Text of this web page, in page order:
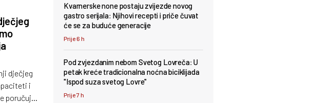
dječjeg
i
poručuju
Kvarnerske none postaju zvijezde novog
gastro serijala: Njihovi recepti i priče čuvat
će se za buduće generacije
Prije 6 h
Pod zvjezdanim nebom Svetog Lovreča: U
petak kreće tradicionalna noćna biciklijada
"Ispod suza svetog Lovre"
Prije 7 h